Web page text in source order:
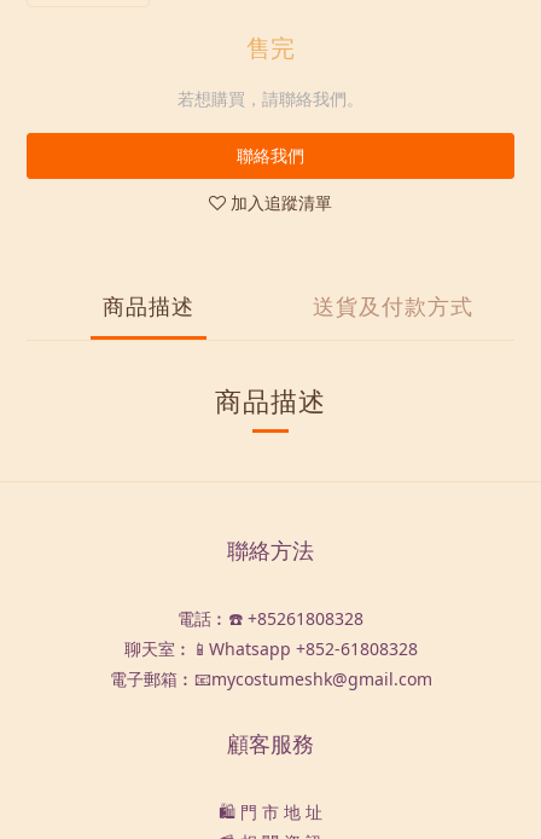
售完
若想購買，請聯絡我們。
聯絡我們
加入追蹤清單
商品描述 送貨及付款方式
商品描述
聯絡方法
電話︰☎️ +85261808328
聊天室︰📱Whatsapp +852-61808328
電子郵箱︰📧mycostumeshk@gmail.com
顧客服務
🛍️ 門 市 地 址